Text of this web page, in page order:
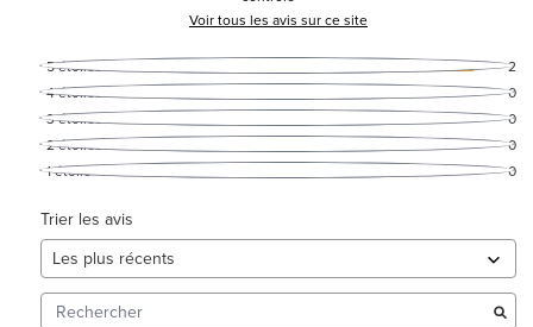
Voir tous les avis sur ce site
5étoiles
2
4étoiles
0
3étoiles
0
2étoiles
0
1étoile 0
Trier les avis